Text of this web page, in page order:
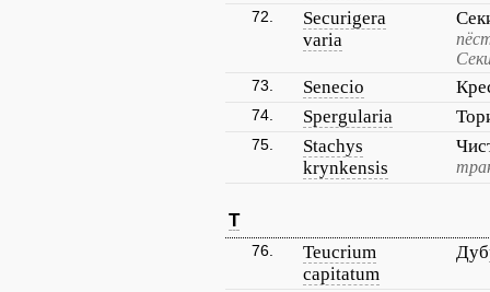
72.
Securigera
varia
73. Senecio
74. Spergularia
75.
Stachys
krynkensis
T
76.
Teucrium
capitatum